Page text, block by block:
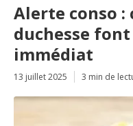
Alerte conso :
duchesse font
immédiat
13 juillet 2025 3 min de